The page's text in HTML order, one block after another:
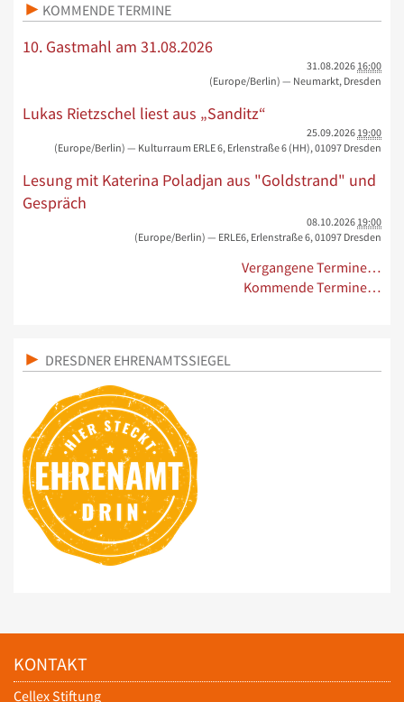
KOMMENDE TERMINE
10. Gastmahl am 31.08.2026
31.08.2026 16:00
(Europe/Berlin) — Neumarkt, Dresden
Lukas Rietzschel liest aus „Sanditz“
25.09.2026 19:00
(Europe/Berlin) — Kulturraum ERLE 6, Erlenstraße 6 (HH), 01097 Dresden
Lesung mit Katerina Poladjan aus "Goldstrand" und
Gespräch
08.10.2026 19:00
(Europe/Berlin) — ERLE6, Erlenstraße 6, 01097 Dresden
Vergangene Termine…
Kommende Termine…
DRESDNER EHRENAMTSSIEGEL
KONTAKT
Cellex Stiftung